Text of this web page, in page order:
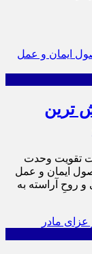
ترین
تقویت وحدت
ایمان و عمل
روحِ آراسته به